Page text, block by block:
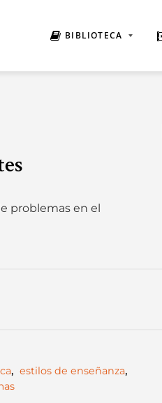
BIBLIOTECA
problemas en el
, estilos de enseñanza,